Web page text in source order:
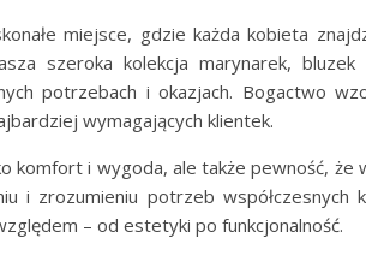
miejsce, gdzie każda kobieta
szeroka kolekcja marynarek,
potrzebach i okazjach. Bogactwo
wymagających klientek.
komfort i wygoda, ale także pewność,
i zrozumieniu potrzeb
– od estetyki po funkcjonalność.